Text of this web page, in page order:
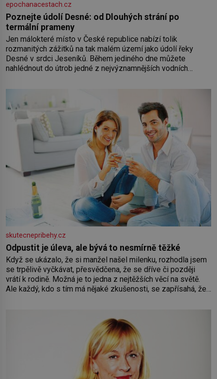
epochanacestach.cz
Poznejte údolí Desné: od Dlouhých strání po
termální prameny
Jen málokteré místo v České republice nabízí tolik
rozmanitých zážitků na tak malém území jako údolí řeky
Desné v srdci Jeseníků. Během jediného dne můžete
nahlédnout do útrob jedné z nejvýznamnějších vodních
koloběžce a den zakončit poznáváním památek ve Velkých
skutecnepribehy.cz
Odpustit je úleva, ale bývá to nesmírně těžké
Když se ukázalo, že si manžel našel milenku, rozhodla jsem
se trpělivě vyčkávat, přesvědčena, že se dříve či později
vrátí k rodině. Možná je to jedna z nejtěžších věcí na světě.
Ale každý, kdo s tím má nějaké zkušenosti, se zapřísahá, že